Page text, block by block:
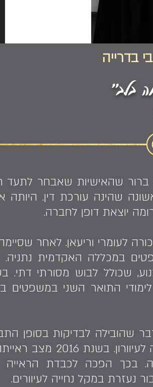
בדרייה
בלב"
ברור שהאישיות שאבחר לתעד
שהינה עורכת דין. היותה
יוצאת דופן לחברה.
ואחות בכורה לעומרי וריעאן. לאחר
במכללה האקדמית נתניה.
ובשנת 2018 סיימה את לימודי התואר
שהובילה לבדיקות בסופן
ממחלה גנטית נדירה חשוכת מרפא,
בכך הפכה לכבדת
נעזרת במקל נחייה לעיוורים.